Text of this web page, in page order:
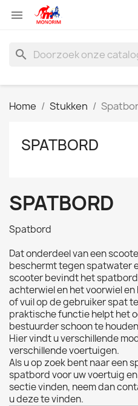

search
Home Stukken
SPATBORD
SPATBORD
Spatbord
Dat onderdeel van een
beschermt tegen spatwater
scooter bevindt het
achterwiel en het voorwiel
of vuil op de gebruiker spat
praktische functie helpt het
bestuurder schoon te
Hier vindt u verschillende
verschillende voertuigen.
Als u op zoek bent naar een
spatbord voor uw voertuig
sectie vinden, neem dan
u deze te vinden.